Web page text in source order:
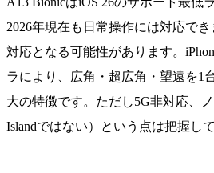
2026年現在も日常操作には対応で
対応となる可能性があります。
ラにより、広角・超広角・望遠を1
大の特徴です。ただし5G非対応、
Islandではない）という点は把握し